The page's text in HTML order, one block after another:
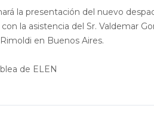
la presentación del nuevo
la asistencia del Sr. Valdemar
en Buenos Aires.
de ELEN